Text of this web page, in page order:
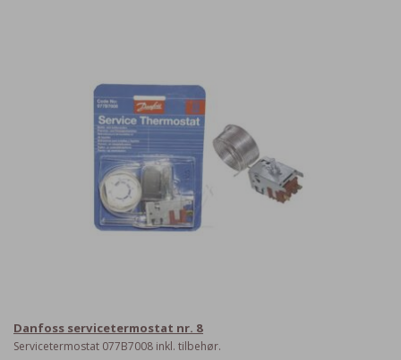
Danfoss servicetermostat nr. 8
Servicetermostat 077B7008 inkl. tilbehør.